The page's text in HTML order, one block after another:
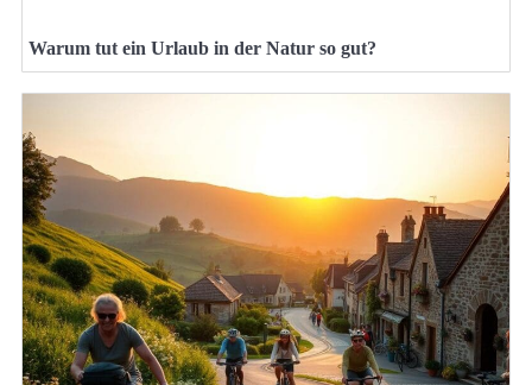
Warum tut ein Urlaub in der Natur so gut?